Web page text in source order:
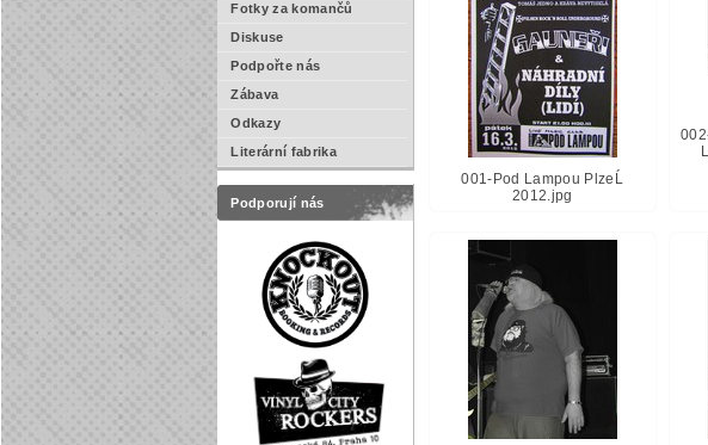
Fotky za komančů
Diskuse
Podpořte nás
Zábava
Odkazy
Literární fabrika
Podporují nás
001-Pod Lampou PlzeĹ
2012.jpg